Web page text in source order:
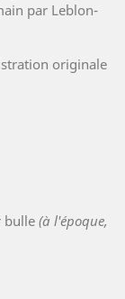
par Leblon-
originale
bulle (à l'époque,